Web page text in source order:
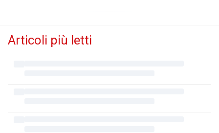
Articoli più letti